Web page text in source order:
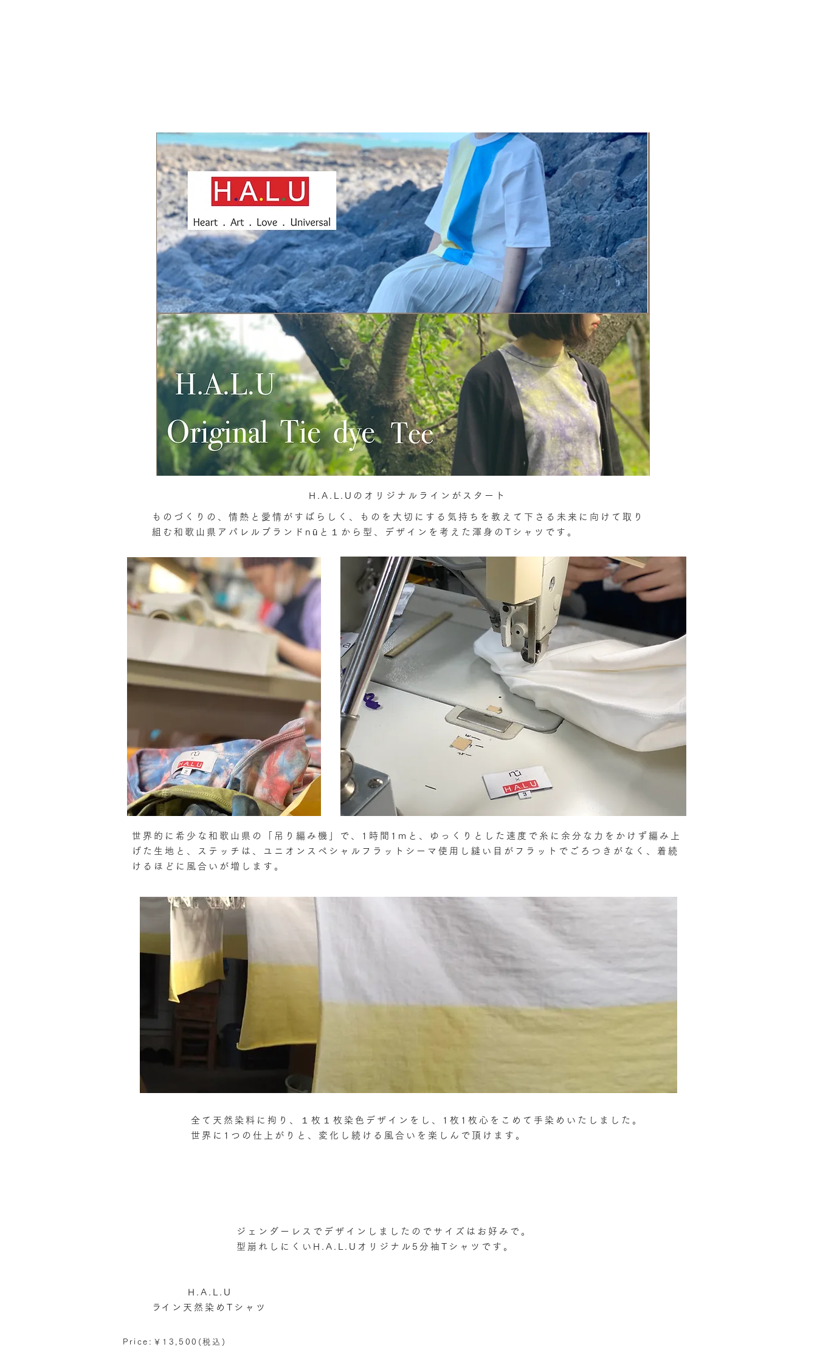
ものづくりの、情熱と愛情がすばらしく、ものを大切にする気持ちを教えて下さる未来に向けて取り
組む和歌山県アパレルブランドnūと１から型、デザインを考えた渾身のTシャツです。
H.A.L.Uのオリジナルラインがスタート
世界的に希少な和歌山県の「吊り編み機」で、1時間1mと、ゆっくりとした速度で糸に余分な力をかけず編み上
げた生地と、
ステッチは、ユニオンスペシャルフラットシーマ使用し縫い目がフラットでごろつきがなく、 着続
けるほどに風合いが増します。
全て天然染料に拘り、１枚１枚染色デザインをし、1枚1枚心をこめて手染めいたしました。
世界に1つの仕上がりと、変化し続ける風合いを楽しんで頂けます。
ジェンダーレスでデザインしましたのでサイズはお好みで。
型崩れしにくいH.A.L.Uオリジナル5分袖Tシャツです。
​H.A.L.U
​ライン天然染めTシャツ
Price:￥13,500(税込)